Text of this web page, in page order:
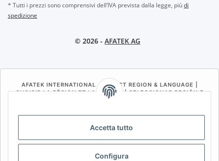
Accetta tutto
Configura
* Tutti i prezzi sono comprensivi dell’IVA prevista dalla legge, piùdi
spedizione
© 2026 - AFATEK AG
AFATEK INTERNATIONAL – SELECT REGION & LANGUAGE |
CHOISIR LA RÉGION ET LA LANGUE | SELECCIONAR REGIÓN E
IDIOMA
ES